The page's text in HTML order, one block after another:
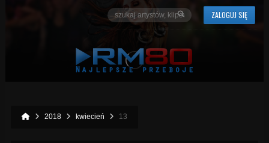
ZALOGUJ SIĘ
2018 kwiecień 13